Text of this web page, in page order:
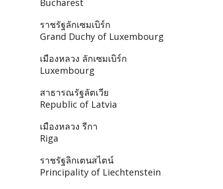
Bucharest
ราชรัฐลักเซมเบิร์ก
Grand Duchy of Luxembourg
เมืองหลวง ลักเซมเบิร์ก
Luxembourg
สาธารณรัฐลัตเวีย
Republic of Latvia
เมืองหลวง รีกา
Riga
ราชรัฐลิกเตนสไตน์
Principality of Liechtenstein